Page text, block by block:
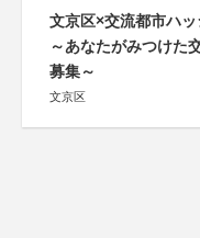
文京区×交流都市ハ
～あなたがみつけた
募集～
文京区